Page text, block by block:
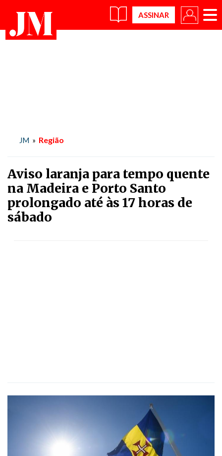
×
JM » Região
Aviso laranja para tempo quente
na Madeira e Porto Santo
prolongado até às 17 horas de
sábado